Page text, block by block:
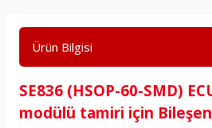
Ürün Bilgisi
SE836 (HSOP-60-SMD)
modülü tamiri için Bileşen